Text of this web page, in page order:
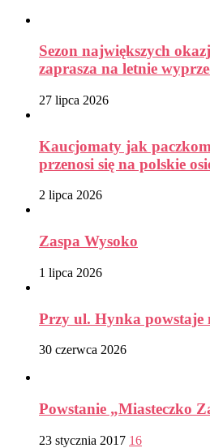
Sezon największych
zaprasza na letnie
27 lipca 2026
Kaucjomaty jak
przenosi się na polskie
2 lipca 2026
Zaspa Wysoko
1 lipca 2026
Przy ul. Hynka powstaje
30 czerwca 2026
Powstanie „Miasteczko
23 stycznia 2017 16